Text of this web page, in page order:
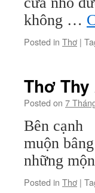
không …
Posted in Thơ |
Thơ Thy
Posted on 7
Bên cạnh
muộn
những
Posted in Thơ |